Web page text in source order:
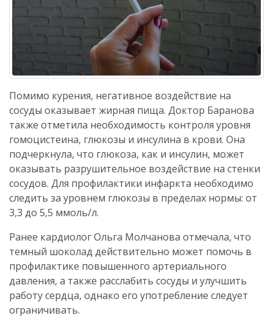
Помимо курения, негативное воздействие на
сосуды оказывает жирная пища. Доктор Баранова
также отметила необходимость контроля уровня
гомоцистеина, глюкозы и инсулина в крови. Она
подчеркнула, что глюкоза, как и инсулин, может
оказывать разрушительное воздействие на стенки
сосудов. Для профилактики инфаркта необходимо
следить за уровнем глюкозы в пределах нормы: от
3,3 до 5,5 ммоль/л.
Ранее кардиолог Ольга Молчанова отмечала, что
темный шоколад действительно может помочь в
профилактике повышенного артериального
давления, а также расслабить сосуды и улучшить
работу сердца, однако его употребление следует
ограничивать.